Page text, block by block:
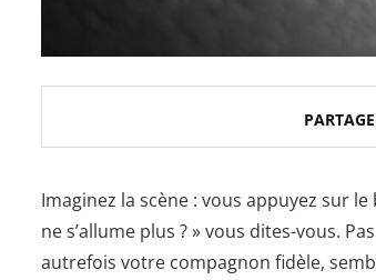
Imaginez la scène : vous appuyez sur
ne s’allume plus ? » vous dites-vous.
autrefois votre compagnon fidèle,